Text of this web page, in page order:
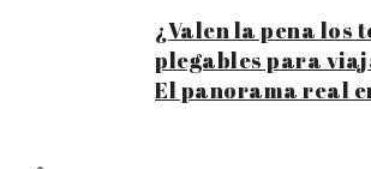
¿Valen la pena los
plegables para
El panorama real